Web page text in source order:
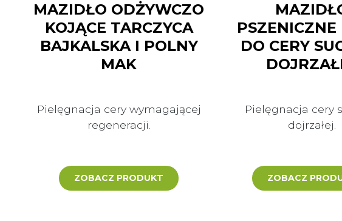
MAZIDŁO ODŻYWCZO
KOJĄCE TARCZYCA
BAJKALSKA I POLNY
MAK
Pielęgnacja cery wymagającej
regeneracji.
ZOBACZ PRODUKT
PSZENICZNE
DO CERY
Pielęgnacja cery
dojrzałej.
ZOBACZ